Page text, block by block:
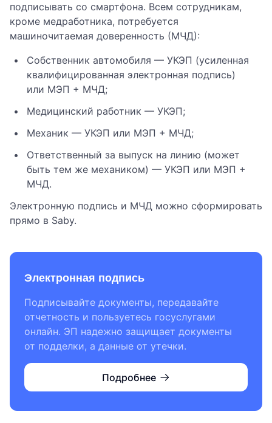
подписывать со смартфона. Всем сотрудникам,
кроме медработника, потребуется
машиночитаемая доверенность (МЧД):
Собственник автомобиля — УКЭП (усиленная
квалифицированная электронная подпись)
или МЭП + МЧД;
Медицинский работник — УКЭП;
Механик — УКЭП или МЭП + МЧД;
Ответственный за выпуск на линию (может
быть тем же механиком) — УКЭП или МЭП +
МЧД.
Электронную подпись и МЧД можно сформировать
прямо в Saby.
Электронная подпись
Подписывайте документы, передавайте
отчетность и пользуетесь госуслугами
онлайн. ЭП надежно защищает документы
от подделки, а данные от утечки.
Подробнее